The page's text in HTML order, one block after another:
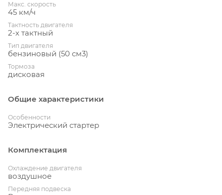
Макс. скорость
45 км/ч
Тактность двигателя
2-х тактный
Тип двигателя
бензиновый (50 см3)
Тормоза
дисковая
Общие характеристики
Особенности
Электрический стартер
Комплектация
Охлаждение двигателя
воздушное
Передняя подвеска